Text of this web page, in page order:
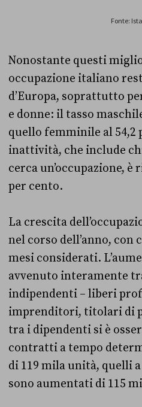
Nonostante questi
occupazione italiano
d’Europa, soprattutto
e donne: il tasso
quello femminile al 54,2
inattività, che include
cerca un’occupazione,
per cento.
La crescita
nel corso dell’anno, con
mesi considerati.
avvenuto interamente
indipendenti – liberi
imprenditori, titolari di
tra i dipendenti si è
contratti a tempo
di 119 mila unità, quelli
sono aumentati di 115